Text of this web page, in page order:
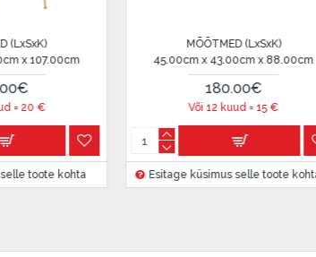
märgitud krediidi saamise
, samuti
kohta
MÕÕTMED (LxSxK)
45.00cm x 43.00cm x 88.00cm
180.00€
Või 12 kuud =15 €
Esitage küsimus selle toote kohta